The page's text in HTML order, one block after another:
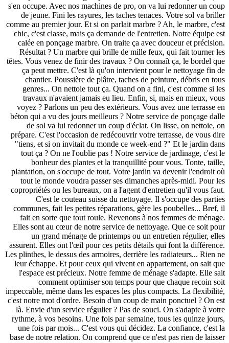
s'en occupe. Avec nos machines de pro, on va lui redonner un coup
de jeune. Fini les rayures, les taches tenaces. Votre sol va briller
comme au premier jour. Et si on parlait marbre ? Ah, le marbre, c'est
chic, c'est classe, mais ça demande de l'entretien. Notre équipe est
calée en ponçage marbre. On traite ça avec douceur et précision.
Résultat ? Un marbre qui brille de mille feux, qui fait tourner les
têtes. Vous venez de finir des travaux ? On connaît ça, le bordel que
ça peut mettre. C'est là qu'on intervient pour le nettoyage fin de
chantier. Poussière de plâtre, taches de peinture, débris en tous
genres... On nettoie tout ça. Quand on a fini, c'est comme si les
travaux n'avaient jamais eu lieu. Enfin, si, mais en mieux, vous
voyez ? Parlons un peu des extérieurs. Vous avez une terrasse en
béton qui a vu des jours meilleurs ? Notre service de ponçage dalle
de sol va lui redonner un coup d'éclat. On lisse, on nettoie, on
prépare. C'est l'occasion de redécouvrir votre terrasse, de vous dire
"tiens, et si on invitait du monde ce week-end ?" Et le jardin dans
tout ça ? On ne l'oublie pas ! Notre service de jardinage, c'est le
bonheur des plantes et la tranquillité pour vous. Tonte, taille,
plantation, on s'occupe de tout. Votre jardin va devenir l'endroit où
tout le monde voudra passer ses dimanches après-midi. Pour les
copropriétés ou les bureaux, on a l'agent d'entretien qu'il vous faut.
C'est le couteau suisse du nettoyage. Il s'occupe des parties
communes, fait les petites réparations, gère les poubelles... Bref, il
fait en sorte que tout roule. Revenons à nos femmes de ménage.
Elles sont au cœur de notre service de nettoyage. Que ce soit pour
un grand ménage de printemps ou un entretien régulier, elles
assurent. Elles ont l'œil pour ces petits détails qui font la différence.
Les plinthes, le dessus des armoires, derrière les radiateurs... Rien ne
leur échappe. Et pour ceux qui vivent en appartement, on sait que
l'espace est précieux. Notre femme de ménage s'adapte. Elle sait
comment optimiser son temps pour que chaque recoin soit
impeccable, même dans les espaces les plus compacts. La flexibilité,
c'est notre mot d'ordre. Besoin d'un coup de main ponctuel ? On est
là. Envie d'un service régulier ? Pas de souci. On s'adapte à votre
rythme, à vos besoins. Une fois par semaine, tous les quinze jours,
une fois par mois... C'est vous qui décidez. La confiance, c'est la
base de notre relation. On comprend que ce n'est pas rien de laisser